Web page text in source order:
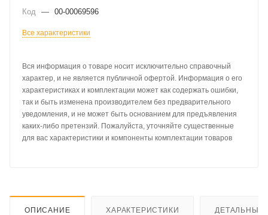
Код — 00-00069596
Все характеристики
Вся информация о товаре носит исключительно справочный
характер, и не является публичной офертой. Информация о его
характеристиках и комплектации может как содержать ошибки,
так и быть изменена производителем без предварительного
уведомления, и не может быть основанием для предъявления
каких-либо претензий. Пожалуйста, уточняйте существенные
для вас характеристики и компоненты комплектации товаров
ОПИСАНИЕ ХАРАКТЕРИСТИКИ ДЕТАЛЬНЫЕ